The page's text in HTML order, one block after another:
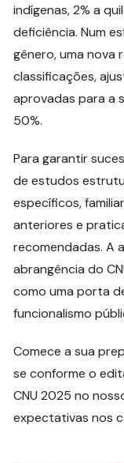
indígenas, 2% a
deficiência. Num
gênero, uma nova
classificações,
aprovadas para a
50%.
Para garantir
de estudos
específicos,
anteriores e
recomendadas. A
abrangência do
como uma porta
funcionalismo
Comece a sua
se conforme o
CNU 2025 no
expectativas nos